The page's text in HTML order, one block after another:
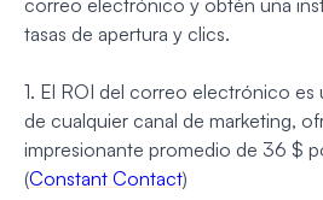
tasas de apertura y clics.
1. El ROI del correo electrónico es
de cualquier canal de marketing,
impresionante promedio de 36 $
(Constant Contact)